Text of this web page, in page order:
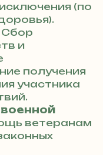
(по
Сбор
и
получения
участника
ветеранам